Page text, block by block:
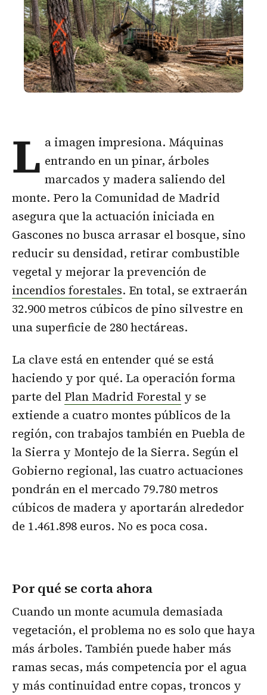
L a imagen impresiona. Máquinas
entrando en un pinar, árboles
marcados y madera saliendo del
monte. Pero la Comunidad de Madrid
asegura que la actuación iniciada en
Gascones no busca arrasar el bosque, sino
reducir su densidad, retirar combustible
vegetal y mejorar la prevención de
incendios forestales. En total, se extraerán
32.900 metros cúbicos de pino silvestre en
una superficie de 280 hectáreas.
La clave está en entender qué se está
haciendo y por qué. La operación forma
parte del Plan Madrid Forestal y se
extiende a cuatro montes públicos de la
región, con trabajos también en Puebla de
la Sierra y Montejo de la Sierra. Según el
Gobierno regional, las cuatro actuaciones
pondrán en el mercado 79.780 metros
cúbicos de madera y aportarán alrededor
de 1.461.898 euros. No es poca cosa.
Por qué se corta ahora
Cuando un monte acumula demasiada
vegetación, el problema no es solo que haya
más árboles. También puede haber más
ramas secas, más competencia por el agua
y más continuidad entre copas, troncos y